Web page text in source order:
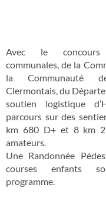
Avec le concours
communales, de la
la Communauté
Clermontais, du
soutien logistique
parcours sur des
km 680 D+ et 8 km
amateurs.
Une Randonnée
courses enfants
programme.